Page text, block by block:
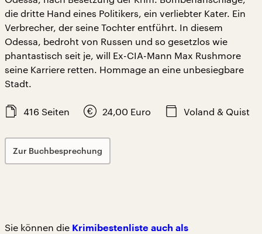
die dritte Hand eines Politikers, ein verliebter Kater. Ein
Verbrecher, der seine Tochter entführt. In diesem
Odessa, bedroht von Russen und so gesetzlos wie
phantastisch seit je, will Ex-CIA-Mann Max Rushmore
seine Karriere retten. Hommage an eine unbesiegbare
Stadt.
416 Seiten 24,00 Euro Voland & Quist
Zur Buchbesprechung
Sie können die Krimibestenliste auch als